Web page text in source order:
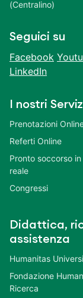
(Centralino)
Seguici su
Facebook
LinkedIn
I nostri
Prenotazioni
Referti Online
Pronto soccorso
reale
Congressi
Didattica,
assistenza
Humanitas
Fondazione
Ricerca